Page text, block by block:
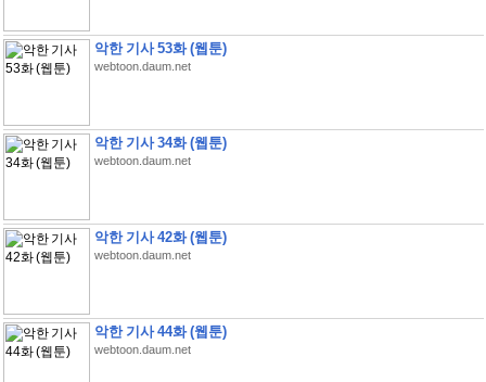
악한 기사 53화 (웹툰)
webtoon.daum.net
악한 기사 34화 (웹툰)
webtoon.daum.net
악한 기사 42화 (웹툰)
webtoon.daum.net
악한 기사 44화 (웹툰)
webtoon.daum.net